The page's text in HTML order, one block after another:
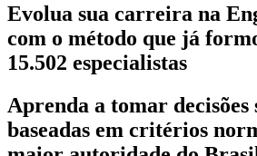
Evolua sua carreira na
com o método que já
15.502 especialistas
Aprenda a tomar decisões
baseadas em critérios